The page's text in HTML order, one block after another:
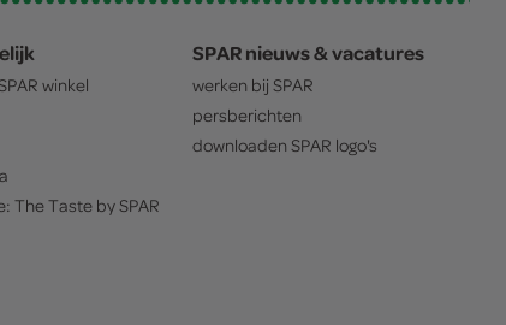
winkel
The Taste bySPAR
SPAR nieuws & vacatures
werken bij SPAR
persberichten
downloaden SPAR logo's